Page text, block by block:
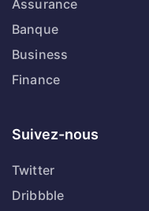
Assurance
Banque
Business
Finance
Suivez-nous
Twitter
Dribbble